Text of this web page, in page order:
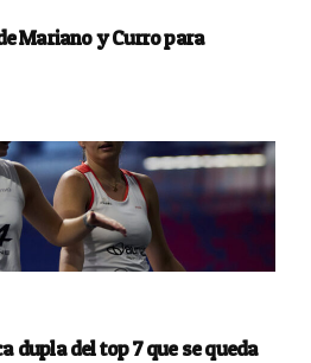
Mariano y Curro para
dupla del top 7 que se queda